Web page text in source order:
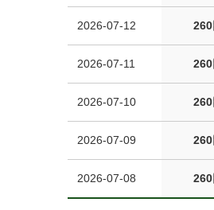
2026-07-12 260
2026-07-11 260
2026-07-10 260
2026-07-09 260
2026-07-08 260